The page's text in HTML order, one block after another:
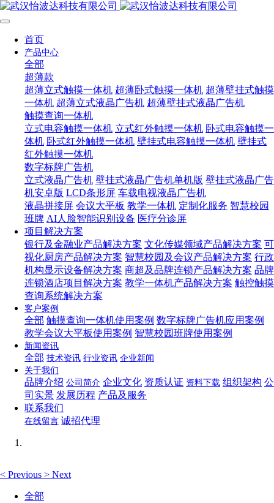
首页
产品中心
全部
超薄款
超薄立式触摸一体机 超薄卧式触摸一体机 超薄壁挂式触摸
一体机 超薄立式液晶广告机 超薄壁挂式液晶广告机
触摸查询一体机
立式电容触摸一体机 立式红外触摸一体机 卧式电容触摸一
体机 卧式红外触摸一体机 壁挂式电容触摸一体机 壁挂式
红外触摸一体机
数字标牌广告机
立式液晶广告机 壁挂式液晶广告机单机版 壁挂式液晶广告
机安卓版 LCD条形屏 车载电视液晶广告机
液晶拼接屏 会议大平板 教学一体机 定制化服务 智慧校园
班牌 AI人脸智能识别设备 医疗分诊屏
项目解决方案
银行及金融业产品解决方案 文化传媒领域产品解决方案 可
视化厨房产品解决方案 智慧校园及会议产品解决方案 行政
机构显示设备解决方案 商超及品牌连锁产品解决方案 品牌
连锁酒店项目解决方案 教学一体机产品解决方案 触控触摸
查询系统解决方案
客户案例
全部 触摸查询一体机使用案例 数字标牌广告机应用案例
教学会议大平板使用案例 智慧校园班牌使用案例
新闻资讯
全部 技术资讯 行业资讯 企业新闻
关于我们
品牌介绍 公司简介 企业文化 资质认证 资料下载 组织架构 公
司实景 发展历程 产品及服务
联系我们
在线留言 诚招代理
< Previous > Next
全部